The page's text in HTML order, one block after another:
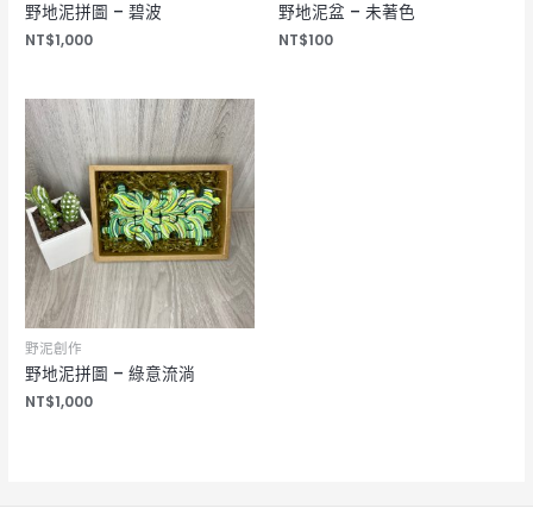
野地泥拼圖 – 碧波
NT$1,000
野地泥盆 – 未著色
NT$100
野泥創作
野地泥拼圖 – 綠意流淌
NT$1,000